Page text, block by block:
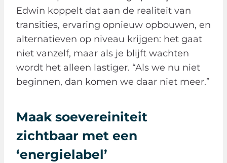
Edwin koppelt dat aan de realiteit van
transities, ervaring opnieuw opbouwen, en
alternatieven op niveau krijgen: het gaat
niet vanzelf, maar als je blijft wachten
wordt het alleen lastiger. “Als we nu niet
beginnen, dan komen we daar niet meer.”
Maak soevereiniteit
zichtbaar met een
‘energielabel’